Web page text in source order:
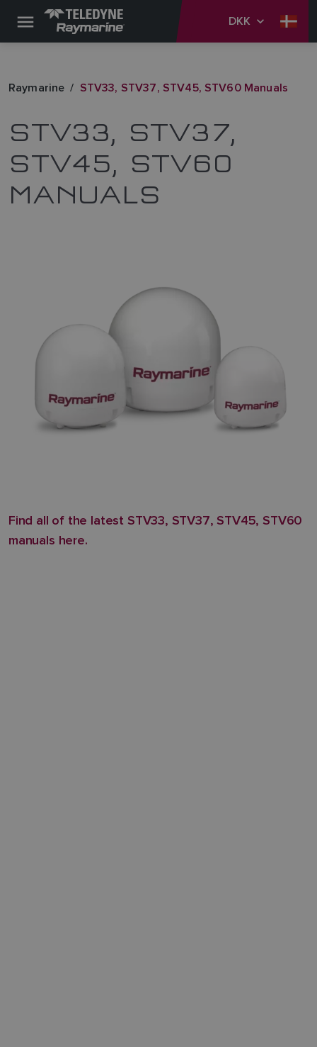
DKK
Raymarine STV33, STV37, STV45, STV60 Manuals
STV33, STV37,
STV45, STV60
MANUALS
Find all of the latest STV33, STV37, STV45, STV60
manuals here.